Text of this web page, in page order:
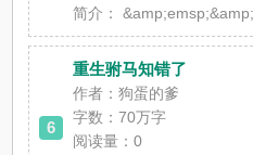
简介：
6
重生驸马知错了
作者：狗蛋的爹
字数：70万字
阅读量：0